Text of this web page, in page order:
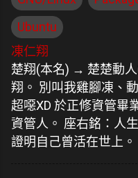
Ubuntu
凍仁翔
楚翔(本名) → 楚楚動
翔。 別叫我雞腳凍、
超噁XD 於正修資管畢
資管人。 座右銘：人
證明自己曾活在世上。